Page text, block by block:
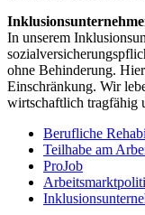
In unserem
ohne Behinderung.
Einschränkung. Wir
wirtschaftlich tragfähig
Berufliche
Teilhabe am
ProJob